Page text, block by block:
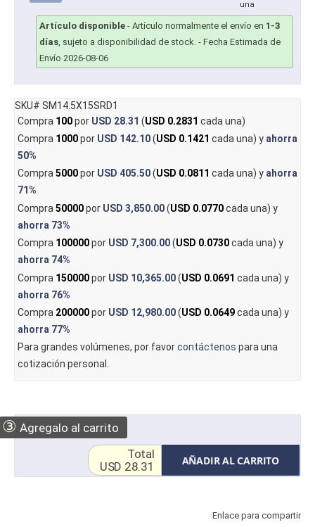
una
Artículo disponible - Artículo normalmente el envío en 1-3
días, sujeto a disponibilidad de stock. - Fecha Estimada de
Envío 2026-08-06
SKU# SM14.5X15SRD1
Compra 100por USD 28.31 (USD 0.2831 cada una)
Compra 1000por USD 142.10(USD 0.1421 cada una) y ahorra
50%
Compra5000por USD 405.50(USD 0.0811 cada una) y ahorra
71%
Compra 50000por USD 3,850.00(USD 0.0770cada una) y
ahorra 73%
Compra 100000por USD 7,300.00(USD 0.0730cada una) y
ahorra 74%
Compra 150000por USD 10,365.00(USD 0.0691 cada una) y
ahorra 76%
Compra 200000por USD 12,980.00(USD 0.0649cada una) y
ahorra 77%
Para grandes volúmenes, por favorcontáctenos para una
cotización personal.
③ Agregalo al carrito
AÑADIR AL CARRITO
Total
USD 28.31
Enlace para compartir